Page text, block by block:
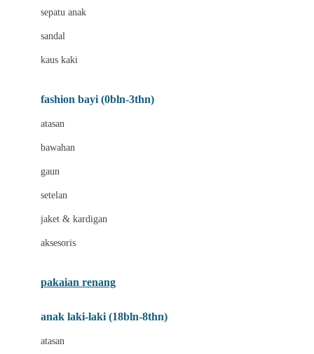
Biolane
Bizzi Growin
Blooming Marvellous
Bravado
Buds Organics
Bugaboo
C
sepatu anak
sandal
kaus kaki
fashion bayi (0bln-3thn)
atasan
bawahan
gaun
setelan
jaket & kardigan
aksesoris
pakaian renang
anak laki-laki (18bln-8thn)
atasan